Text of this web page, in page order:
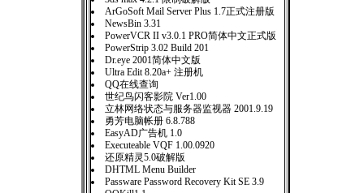
ArGoSoft Mail Server Plus 1.7正式注册版
NewsBin 3.31
PowerVCR II v3.0.1 PRO简体中文正式版
PowerStrip 3.02 Build 201
Dr.eye 2001简体中文版
Ultra Edit 8.20a+ 注册机
QQ在线查询
世纪鸟闪客影院 Ver1.00
立林网络状态与服务器监视器 2001.9.19
勇芳电脑帐册 6.8.788
EasyAD广告机 1.0
Executeable VQF 1.00.0920
还原精灵5.0破解版
DHTML Menu Builder
Passware Password Recovery Kit SE 3.9